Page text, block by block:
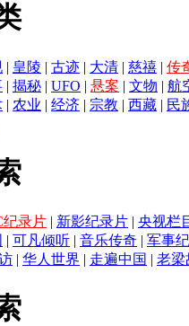
| 皇陵 | 古迹 | 大清 | 慈禧 | 传
| 揭秘 | UFO | 悬案 | 文物 | 航
| 农业 | 经济 | 宗教 | 西藏 | 民
纪录片 | 新影纪录片 | 央视栏
| 可凡倾听 | 音乐传奇 | 军事
| 华人世界 | 走遍中国 | 老梁